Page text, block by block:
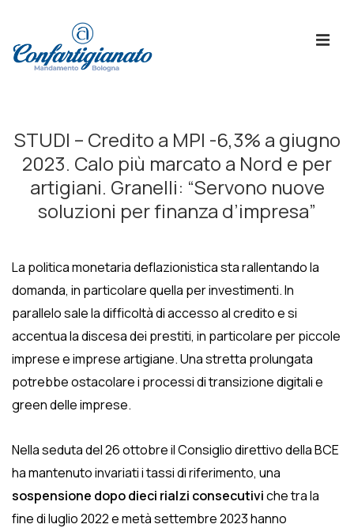
Principale
STUDI – Credito a MPI -6,3% a giugno
2023. Calo più marcato a Nord e per
artigiani. Granelli: “Servono nuove
soluzioni per finanza d’impresa”
La politica monetaria deflazionistica sta rallentando la
domanda, in particolare quella per investimenti. In
parallelo sale la difficoltà di accesso al credito e si
accentua la discesa dei prestiti, in particolare per piccole
imprese e imprese artigiane. Una stretta prolungata
potrebbe ostacolare i processi di transizione digitali e
green delle imprese.
Nella seduta del 26 ottobre il Consiglio direttivo della BCE
ha mantenuto invariati i tassi di riferimento, una
sospensione dopo dieci rialzi consecutiviche tra la
fine di luglio 2022 e metà settembre 2023 hanno